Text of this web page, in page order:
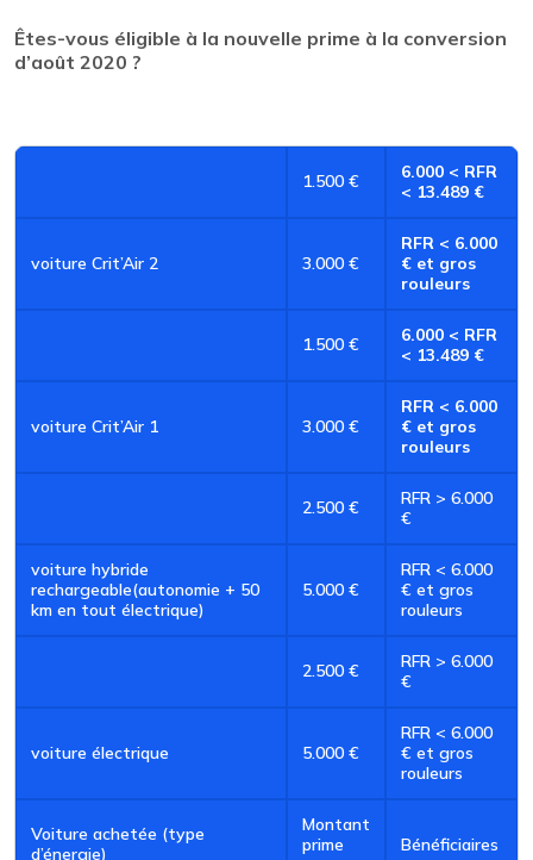
Êtes-vous éligible à la nouvelle prime à la conversion
d’août 2020 ?
1.500 €
6.000 < RFR
< 13.489 €
voiture Crit’Air 2 3.000 €
RFR < 6.000
€ et gros
rouleurs
1.500 €
6.000 < RFR
< 13.489 €
voiture Crit’Air 1 3.000 €
RFR < 6.000
€ et gros
rouleurs
2.500 €
RFR > 6.000
€
voiture hybride
rechargeable(autonomie + 50
km en tout électrique)
5.000 €
RFR < 6.000
€ et gros
rouleurs
2.500 €
RFR > 6.000
€
voiture électrique 5.000 €
RFR < 6.000
€ et gros
rouleurs
Voiture achetée (type
d’énergie)
Montant
prime
Bénéficiaires